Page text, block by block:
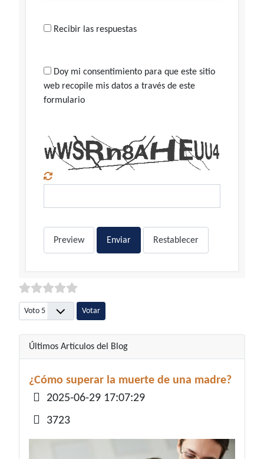
Recibir las respuestas
Doy mi consentimiento para que este sitio
web recopile mis datos a través de este
formulario
Preview Enviar Restablecer
Por favor, vote
Últimos Artículos del Blog
¿Cómo superar la muerte de una madre?
Detalles
2025-06-29 17:07:29
3723